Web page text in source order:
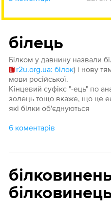
білець
Білком у давнину назвали
r2u.org.ua: білок) і нову
мови російської.
Кінцевий суфікс "-ець" по
золець тощо вкаже, що це
які білки об'єднуються
6 коментарів